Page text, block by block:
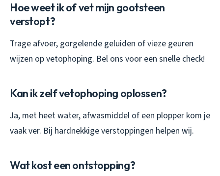
Hoe weet ik of vet mijn gootsteen
verstopt?
Trage afvoer, gorgelende geluiden of vieze geuren
wijzen op vetophoping. Bel ons voor een snelle check!
Kan ik zelf vetophoping oplossen?
Ja, met heet water, afwasmiddel of een plopper kom je
vaak ver. Bij hardnekkige verstoppingen helpen wij.
Wat kost een ontstopping?